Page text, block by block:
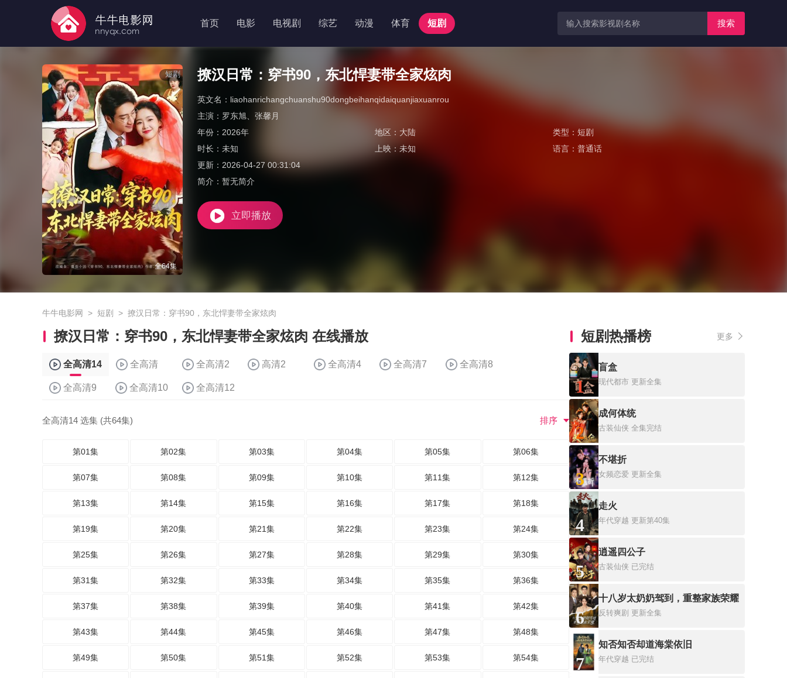
首页 电影 电视剧 综艺 动漫 体育 短剧 搜索
短剧
全64集
撩汉日常：穿书90，东北悍妻带全家炫肉
英文名： liaohanrichangchuanshu90dongbeihanqidaiquanjiaxuanrou
主演： 罗东旭
张馨月
年份： 2026年 地区： 大陆 类型： 短剧
时长： 未知 上映：未知 语言： 普通话
更新： 2026-04-27 00:31:04
简介： 暂无简介
立即播放
牛牛电影网 > 短剧 > 撩汉日常：穿书90，东北悍妻带全家炫肉
撩汉日常：穿书90，东北悍妻带全家炫肉 在线播放
全高清14 全高清 全高清2 高清2 全高清4 全高清7 全高清8
全高清9 全高清10 全高清12
全高清14 选集 (共64集) 排序
第01集 第02集 第03集 第04集 第05集 第06集
第07集 第08集 第09集 第10集 第11集 第12集
第13集 第14集 第15集 第16集 第17集 第18集
第19集 第20集 第21集 第22集 第23集 第24集
第25集 第26集 第27集 第28集 第29集 第30集
第31集 第32集 第33集 第34集 第35集 第36集
第37集 第38集 第39集 第40集 第41集 第42集
第43集 第44集 第45集 第46集 第47集 第48集
第49集 第50集 第51集 第52集 第53集 第54集
短剧热播榜 更多
1
盲盒
现代都市 更新全集
2
成何体统
古装仙侠 全集完结
3
不堪折
女频恋爱 更新全集
4
走火
年代穿越 更新第40集
5
逍遥四公子
古装仙侠 已完结
6
十八岁太奶奶驾到，重整家族荣耀
反转爽剧 更新全集
7
知否知否却道海棠依旧
年代穿越 已完结